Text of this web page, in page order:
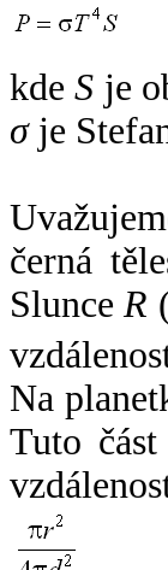
kdeS je
σje
černá
SlunceR
Na
Tuto